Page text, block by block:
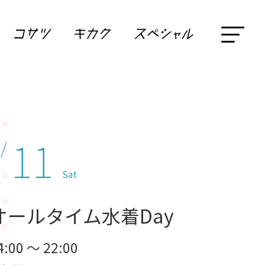
11 Sat
ールタイム水着Day
～ 22:00